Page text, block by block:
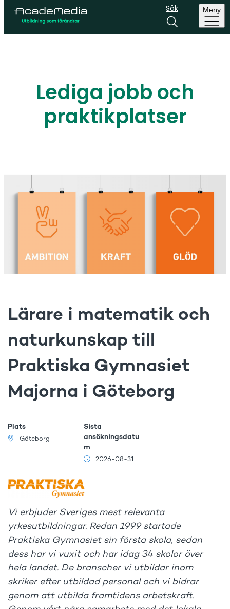
Sök Meny
Lediga jobb och
praktikplatser